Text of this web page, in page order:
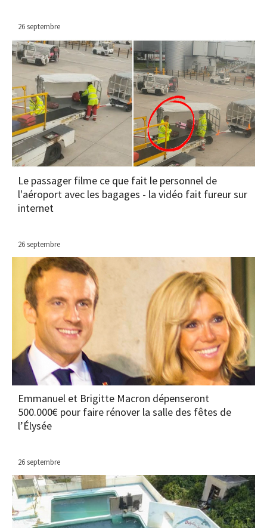
26 septembre
Le passager filme ce que fait le personnel de
l'aéroport avec les bagages - la vidéo fait fureur sur
internet
26 septembre
Emmanuel et Brigitte Macron dépenseront
500.000€ pour faire rénover la salle des fêtes de
l’Élysée
26 septembre